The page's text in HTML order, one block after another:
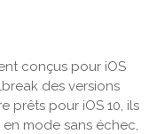
conçus pour iOS
des versions
prêts pour iOS 10, ils
mode sans échec,